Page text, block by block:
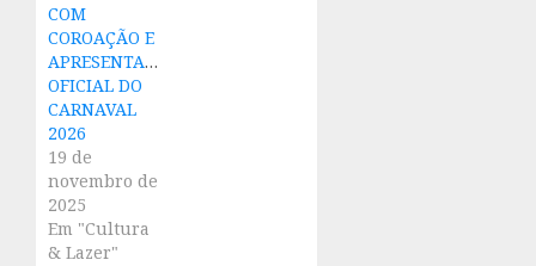
COM
COROAÇÃO E
APRESENTAÇÃO
OFICIAL DO
CARNAVAL
2026
19 de
novembro de
2025
Em "Cultura
& Lazer"